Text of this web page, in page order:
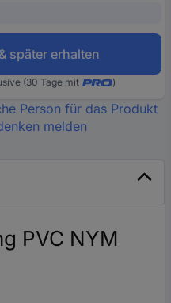
später erhalten
(30 Tage mit )
Person für das Produkt
melden
PVC NYM